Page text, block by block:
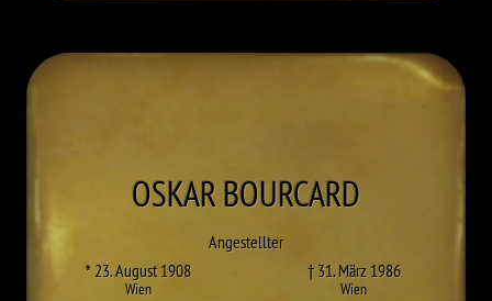
OSKARBOURCARD
Angestellter
* 23. August 1908
Wien
† 31. März 1986
Wien